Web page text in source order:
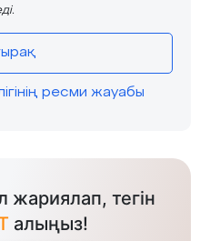
ресми жауабы
жариялап, тегін
алыңыз!